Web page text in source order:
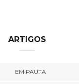
ARTIGOS
EM PAUTA